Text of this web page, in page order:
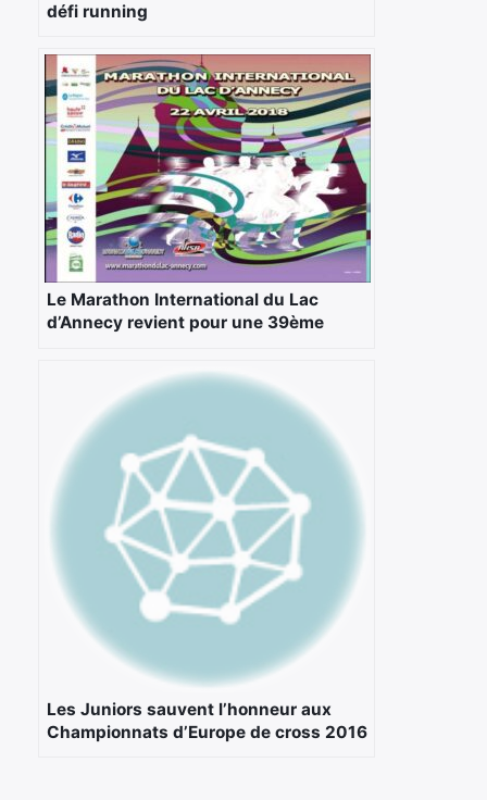
défi running
Le Marathon International du Lac
d’Annecy revient pour une 39ème
Les Juniors sauvent l’honneur aux
Championnats d’Europe de cross 2016